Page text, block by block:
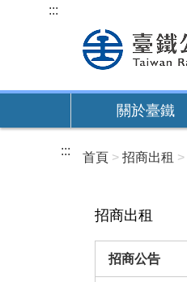
內
:::
關於臺鐵
::: 首頁 招商出租
招商出租
招商公告